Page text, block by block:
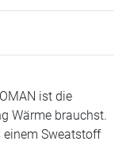
ist die
Wärme brauchst.
einem Sweatstoff